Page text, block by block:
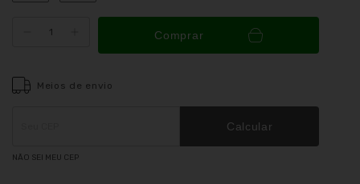
Comprar
Meios de envio
ALTERAR CEP
Calcular
NÃO SEI MEU CEP